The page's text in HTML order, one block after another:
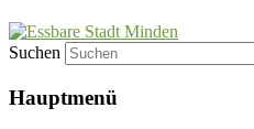
Suchen
Hauptmenü